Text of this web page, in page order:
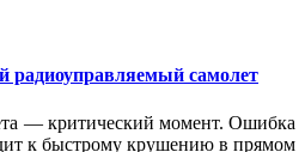
радиоуправляемый самолет
— критический момент. Ошибка
к быстрому крушению в прямом